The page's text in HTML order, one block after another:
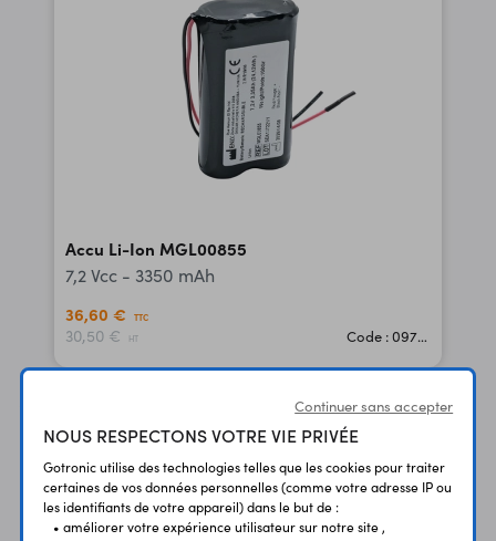
Accu Li-Ion MGL00855
7,2 Vcc - 3350 mAh
36,60 €
TTC
30,50 € HT Code : 09768
ARTICLES-RETIRES-1653 - ENIX-ENERGIESContinuer sans accepter
NOUS RESPECTONS VOTRE VIE PRIVÉE
Gotronic utilise des technologies telles que les cookies pour traiter
certaines de vos données personnelles (comme votre adresse IP ou
les identifiants de votre appareil) dans le but de :
• améliorer votre expérience utilisateur sur notre site ,